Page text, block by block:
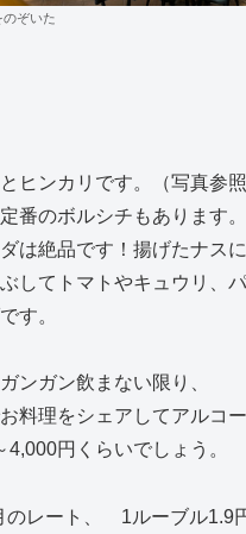
のぞいた
ヒンカリです。（写真参照
番のボルシチもあります。
は絶品です！揚げたナス
してトマトやキュウリ、
す。
ンガン飲まない限り、
料理をシェアしてアルコ
4,000円くらいでしょう。
のレート、 1ルーブル1.9